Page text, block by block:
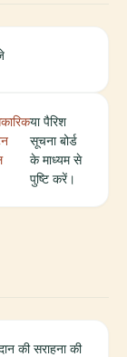
या पैरिश
सूचना बोर्ड
के माध्यम से
पुष्टि करें।
की सराहना की